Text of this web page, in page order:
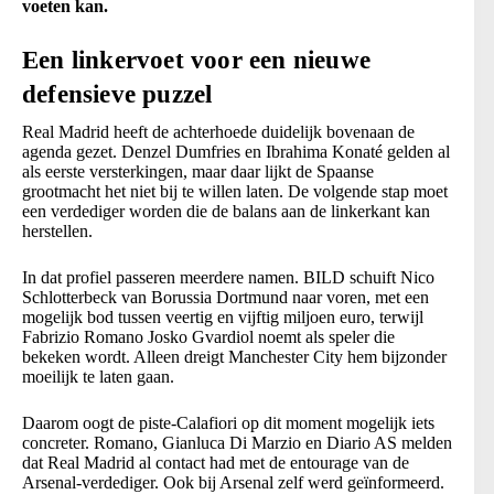
voeten kan.
Een linkervoet voor een nieuwe
defensieve puzzel
Real Madrid heeft de achterhoede duidelijk bovenaan de
agenda gezet. Denzel Dumfries en Ibrahima Konaté gelden al
als eerste versterkingen, maar daar lijkt de Spaanse
grootmacht het niet bij te willen laten. De volgende stap moet
een verdediger worden die de balans aan de linkerkant kan
herstellen.
In dat profiel passeren meerdere namen. BILD schuift Nico
Schlotterbeck van Borussia Dortmund naar voren, met een
mogelijk bod tussen veertig en vijftig miljoen euro, terwijl
Fabrizio Romano Josko Gvardiol noemt als speler die
bekeken wordt. Alleen dreigt Manchester City hem bijzonder
moeilijk te laten gaan.
Daarom oogt de piste-Calafiori op dit moment mogelijk iets
concreter. Romano, Gianluca Di Marzio en Diario AS melden
dat Real Madrid al contact had met de entourage van de
Arsenal-verdediger. Ook bij Arsenal zelf werd geïnformeerd.